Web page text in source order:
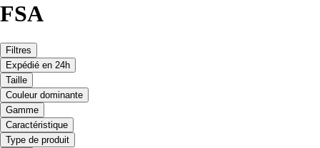
FSA
Filtres
Expédié en 24h
Taille
Couleur dominante
Gamme
Caractéristique
Type de produit